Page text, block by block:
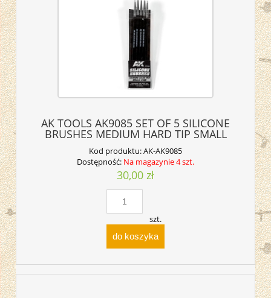
AK TOOLS AK9085 SET OF 5 SILICONE
BRUSHES MEDIUM HARD TIP SMALL
Kod produktu:AK-AK9085
Dostępność: Na magazynie 4 szt.
30,00 zł
szt.
do koszyka